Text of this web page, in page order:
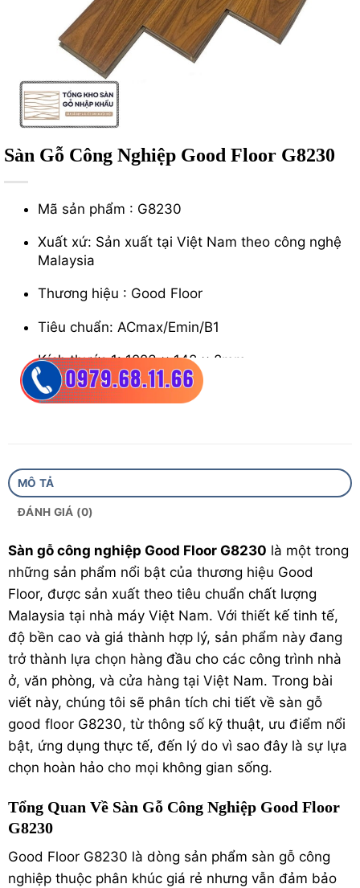
Sàn Gỗ Công Nghiệp Good Floor G8230
Mã sản phẩm : G8230
Xuất xứ: Sản xuất tại Việt Nam theo công nghệ
Malaysia
Thương hiệu : Good Floor
Tiêu chuẩn: ACmax/Emin/B1
Kích thước 1: 1223 x 148 x 8mm
Kích thước 2: 1223 x 130 x 12mm
Bảo hành: 15 năm
MÔ TẢ
ĐÁNH GIÁ (0)
Sàn gỗ công nghiệp Good Floor G8230 là một trong
những sản phẩm nổi bật của thương hiệu Good
Floor, được sản xuất theo tiêu chuẩn chất lượng
Malaysia tại nhà máy Việt Nam. Với thiết kế tinh tế,
độ bền cao và giá thành hợp lý, sản phẩm này đang
trở thành lựa chọn hàng đầu cho các công trình nhà
ở, văn phòng, và cửa hàng tại Việt Nam. Trong bài
viết này, chúng tôi sẽ phân tích chi tiết về sàn gỗ
good floor G8230, từ thông số kỹ thuật, ưu điểm nổi
bật, ứng dụng thực tế, đến lý do vì sao đây là sự lựa
chọn hoàn hảo cho mọi không gian sống.
Tổng Quan Về Sàn Gỗ Công Nghiệp Good Floor
G8230
Good Floor G8230 là dòng sản phẩm sàn gỗ công
nghiệp thuộc phân khúc giá rẻ nhưng vẫn đảm bảo